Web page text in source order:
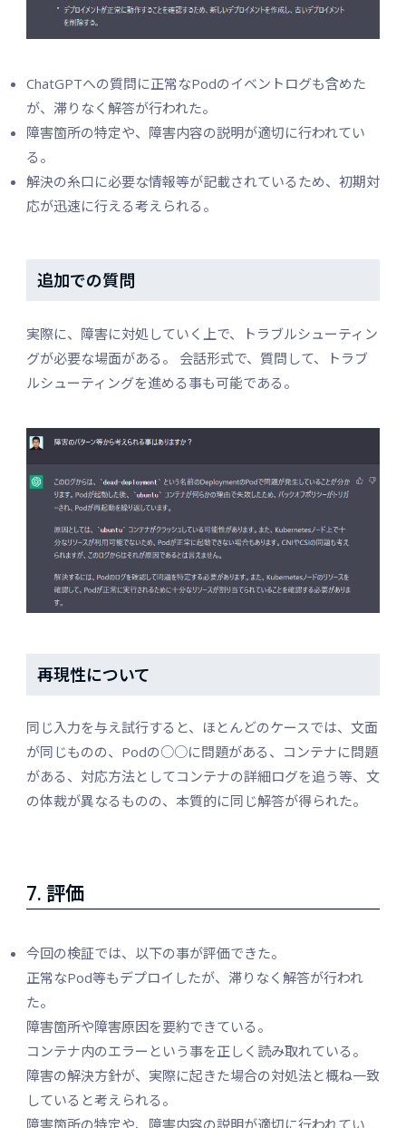
ChatGPTへの質問に正常なPodのイベントログも含めた
が、滞りなく解答が行われた。
障害箇所の特定や、障害内容の説明が適切に行われてい
る。
解決の糸口に必要な情報等が記載されているため、初期対
応が迅速に行える考えられる。
追加での質問
実際に、障害に対処していく上で、トラブルシューティン
グが必要な場面がある。 会話形式で、質問して、トラブ
ルシューティングを進める事も可能である。
再現性について
同じ入力を与え試行すると、ほとんどのケースでは、文面
が同じものの、Podの○○に問題がある、コンテナに問題
がある、対応方法としてコンテナの詳細ログを追う等、文
の体裁が異なるものの、本質的に同じ解答が得られた。
7. 評価
今回の検証では、以下の事が評価できた。
正常なPod等もデプロイしたが、滞りなく解答が行われ
た。
障害箇所や障害原因を要約できている。
コンテナ内のエラーという事を正しく読み取れている。
障害の解決方針が、実際に起きた場合の対処法と概ね一致
していると考えられる。